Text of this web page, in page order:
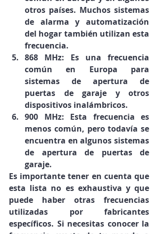
otros países. Muchos sistemas
de alarma y automatización
del hogar también utilizan esta
frecuencia.
868 MHz: Es una frecuencia
común en Europa para
sistemas de apertura de
puertas de garaje y otros
dispositivos inalámbricos.
900 MHz: Esta frecuencia es
menos común, pero todavía se
encuentra en algunos sistemas
de apertura de puertas de
garaje.
Es importante tener en cuenta que
esta lista no es exhaustiva y que
puede haber otras frecuencias
utilizadas por fabricantes
específicos. Si necesitas conocer la